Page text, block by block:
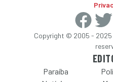
Copyright © 2005 - 2025
Paraíba